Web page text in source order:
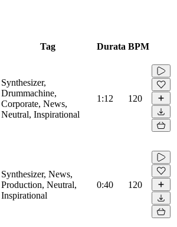
Tag Durata BPM
Synthesizer,
Drummachine,
Corporate, News,
Neutral, Inspirational
1:12 120
Synthesizer, News,
Production, Neutral,
Inspirational
0:40 120